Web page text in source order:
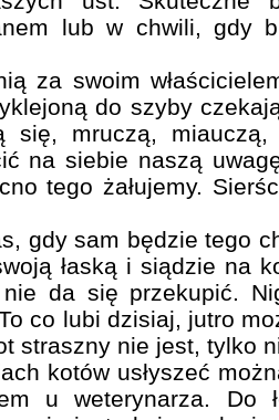
lub w chwili, gdy
za swoim
do szyby
się, mruczą,
na siebie naszą
tego żałujemy.
gdy sam będzie tego
łaską i siądzie na
da się przekupić.
co lubi dzisiaj, jutro
straszny nie jest, tylko
kotów usłyszeć
u weterynarza. Do